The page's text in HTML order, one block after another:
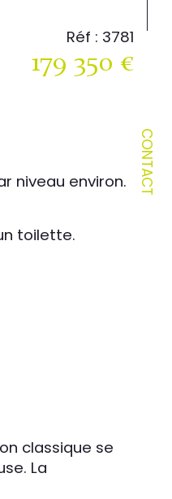
CONTACT
Réf : 3781
179 350 €
niveau environ.
toilette.
classique se
La